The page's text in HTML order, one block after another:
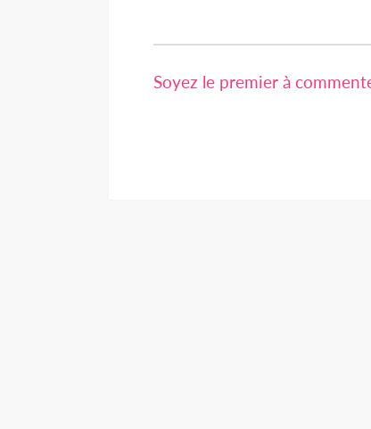
Soyez le premier à